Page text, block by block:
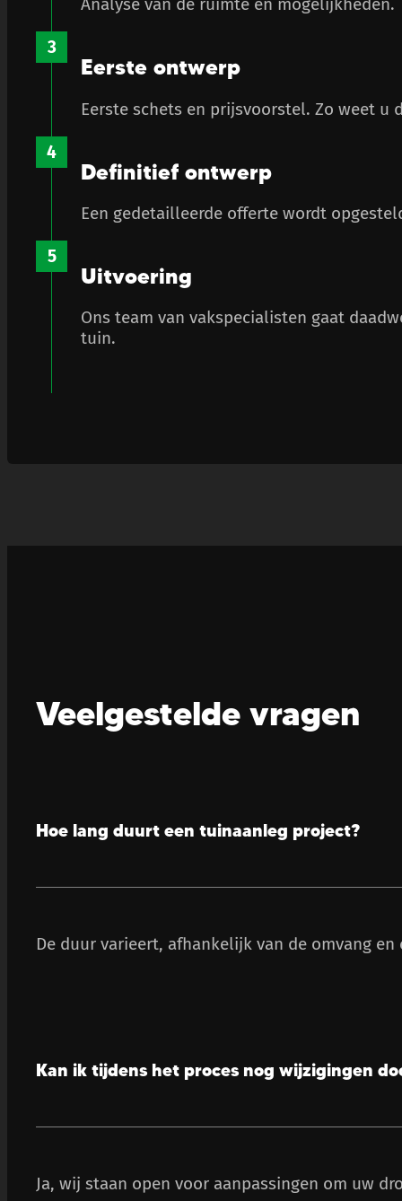
Analyse van de ruimte en mogelijkheden.
Eerste ontwerp
Eerste schets en prijsvoorstel. Zo weet u
Definitief ontwerp
Een gedetailleerde offerte wordt
Uitvoering
Ons team van vakspecialisten gaat
tuin.
Veelgestelde vragen
Hoe lang duurt een tuinaanleg project?
De duur varieert, afhankelijk van de omvang
Kan ik tijdens het proces nog wijzigingen
Ja, wij staan open voor aanpassingen om uw